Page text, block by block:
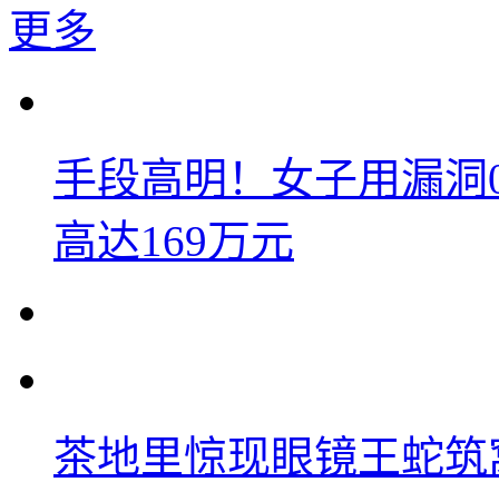
更多
手段高明！女子用漏
高达169万元
茶地里惊现眼镜王蛇